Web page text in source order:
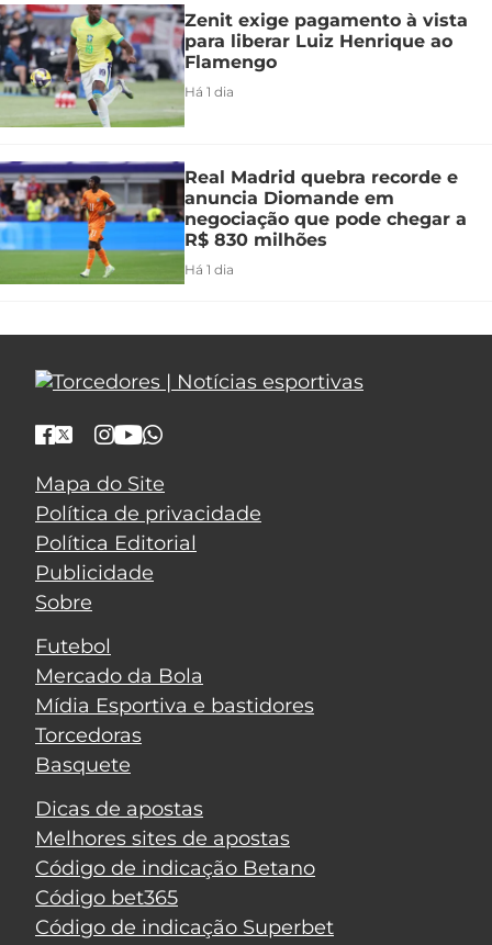
Zenit exige pagamento à vista
para liberar Luiz Henrique ao
Flamengo
Há 1 dia
Real Madrid quebra recorde e
anuncia Diomande em
negociação que pode chegar a
R$ 830 milhões
Há 1 dia
Mapa do Site
Política de privacidade
Política Editorial
Publicidade
Sobre
Futebol
Mercado da Bola
Mídia Esportiva e bastidores
Torcedoras
Basquete
Dicas de apostas
Melhores sites de apostas
Código de indicação Betano
Código bet365
Código de indicação Superbet